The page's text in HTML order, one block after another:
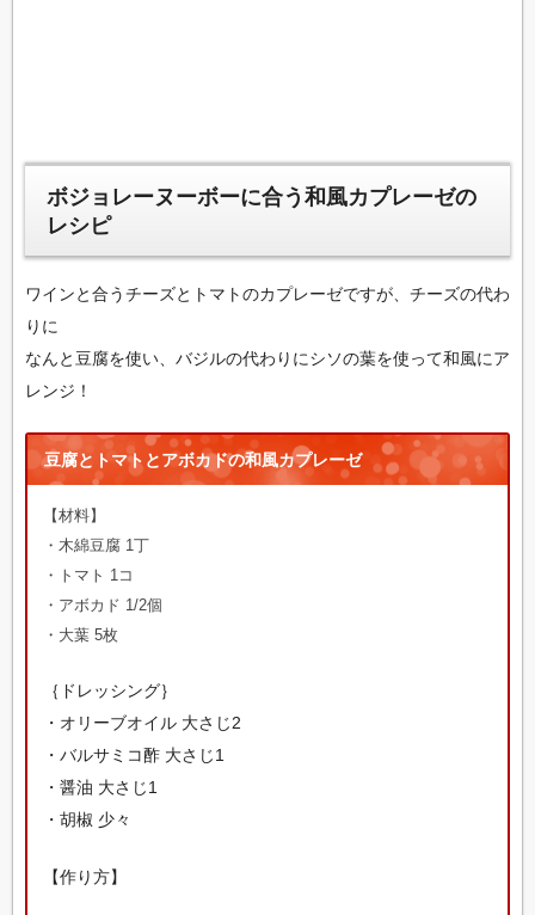
ボジョレーヌーボーに合う和風カプレーゼの
レシピ
ワインと合うチーズとトマトのカプレーゼですが、チーズの代わ
りに
なんと豆腐を使い、バジルの代わりにシソの葉を使って和風にア
レンジ！
豆腐とトマトとアボカドの和風カプレーゼ
【材料】
・木綿豆腐 1丁
・トマト 1コ
・アボカド 1/2個
・大葉 5枚
｛ドレッシング｝
・オリーブオイル 大さじ2
・バルサミコ酢 大さじ1
・醤油 大さじ1
・胡椒 少々
【作り方】